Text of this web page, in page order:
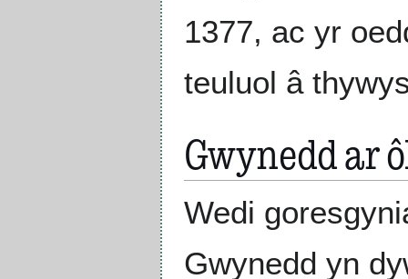
1377, ac yr
teuluol â
Gwynedd ar
Wedi
Gwynedd yn